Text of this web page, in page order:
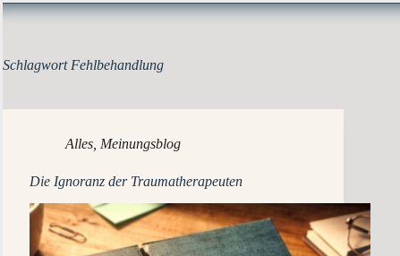
SchlagwortFehlbehandlung
Alles Meinungsblog
Die Ignoranz der Traumatherapeuten